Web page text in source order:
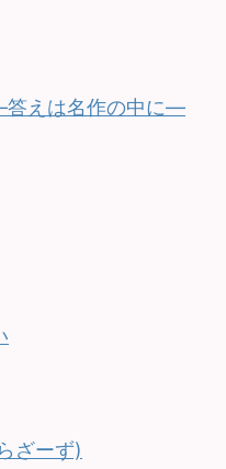
答えは名作の中に—
ざーず)